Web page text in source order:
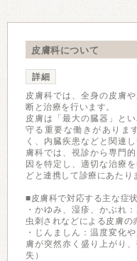
皮膚科について
詳細
皮膚科では、全身の皮膚
断と治療を行います。
皮膚は「最大の臓器」と
守る重要な働きがありま
く、内臓疾患などと関連
膚科では、視診から専門
因を特定し、適切な治療
どと連携して診療にあたり
■皮膚科で対応する主な症状
・かゆみ、湿疹、かぶれ
虫刺されなどによる皮膚の
・じんましん：温度変化
膚が突然赤く盛り上がり
失）